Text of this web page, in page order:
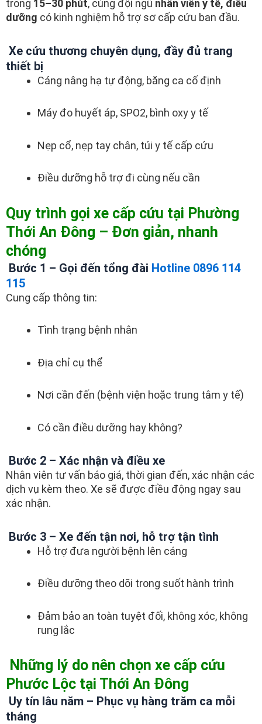
trong 15–30 phút, cùng đội ngũ nhân viên y tế, điều
dưỡng có kinh nghiệm hỗ trợ sơ cấp cứu ban đầu.
Xe cứu thương chuyên dụng, đầy đủ trang
thiết bị
Cáng nâng hạ tự động, băng ca cố định
Máy đo huyết áp, SPO2, bình oxy y tế
Nẹp cổ, nẹp tay chân, túi y tế cấp cứu
Điều dưỡng hỗ trợ đi cùng nếu cần
Quy trình gọi xe cấp cứu tại Phường
Thới An Đông – Đơn giản, nhanh
chóng
Bước 1 – Gọi đến tổng đài Hotline 0896 114
115
Cung cấp thông tin:
Tình trạng bệnh nhân
Địa chỉ cụ thể
Nơi cần đến (bệnh viện hoặc trung tâm y tế)
Có cần điều dưỡng hay không?
Bước 2 – Xác nhận và điều xe
Nhân viên tư vấn báo giá, thời gian đến, xác nhận các
dịch vụ kèm theo. Xe sẽ được điều động ngay sau
xác nhận.
Bước 3 – Xe đến tận nơi, hỗ trợ tận tình
Hỗ trợ đưa người bệnh lên cáng
Điều dưỡng theo dõi trong suốt hành trình
Đảm bảo an toàn tuyệt đối, không xóc, không
rung lắc
Những lý do nên chọn xe cấp cứu
Phước Lộc tại Thới An Đông
Uy tín lâu năm – Phục vụ hàng trăm ca mỗi
tháng